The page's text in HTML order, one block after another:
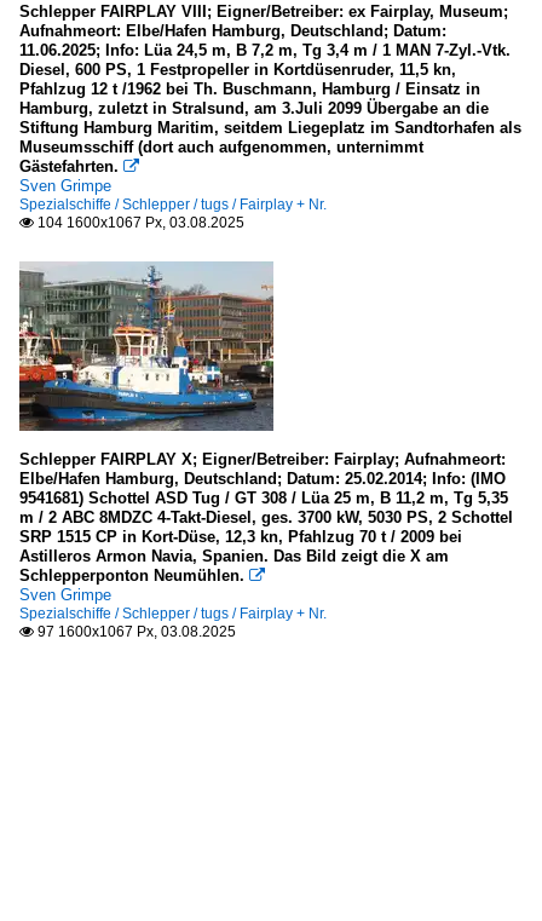
Schlepper FAIRPLAY VIII; Eigner/Betreiber: ex Fairplay, Museum;
Aufnahmeort: Elbe/Hafen Hamburg, Deutschland; Datum:
11.06.2025; Info: Lüa 24,5 m, B 7,2 m, Tg 3,4 m / 1 MAN 7-Zyl.-Vtk.
Diesel, 600 PS, 1 Festpropeller in Kortdüsenruder, 11,5 kn,
Pfahlzug 12 t /1962 bei Th. Buschmann, Hamburg / Einsatz in
Hamburg, zuletzt in Stralsund, am 3.Juli 2099 Übergabe an die
Stiftung Hamburg Maritim, seitdem Liegeplatz im Sandtorhafen als
Museumsschiff (dort auch aufgenommen, unternimmt
Gästefahrten. 
Sven Grimpe
Spezialschiffe / Schlepper / tugs / Fairplay + Nr.
 104 1600x1067 Px, 03.08.2025
Schlepper FAIRPLAY X; Eigner/Betreiber: Fairplay; Aufnahmeort:
Elbe/Hafen Hamburg, Deutschland; Datum: 25.02.2014; Info: (IMO
9541681) Schottel ASD Tug / GT 308 / Lüa 25 m, B 11,2 m, Tg 5,35
m / 2 ABC 8MDZC 4-Takt-Diesel, ges. 3700 kW, 5030 PS, 2 Schottel
SRP 1515 CP in Kort-Düse, 12,3 kn, Pfahlzug 70 t / 2009 bei
Astilleros Armon Navia, Spanien. Das Bild zeigt die X am
Schlepperponton Neumühlen. 
Sven Grimpe
Spezialschiffe / Schlepper / tugs / Fairplay + Nr.
 97 1600x1067 Px, 03.08.2025